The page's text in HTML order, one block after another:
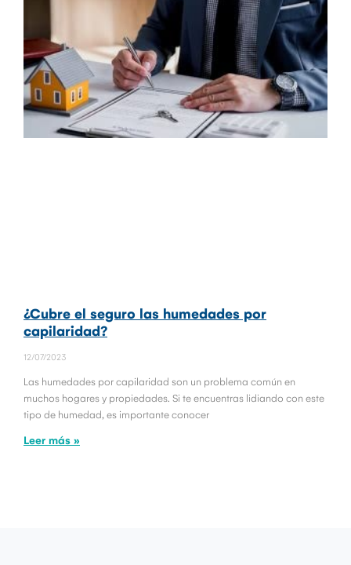
¿Cubre el seguro las humedades por
capilaridad?
12/07/2023
Las humedades por capilaridad son un problema común en
muchos hogares y propiedades. Si te encuentras lidiando con este
tipo de humedad, es importante conocer
Leer más »